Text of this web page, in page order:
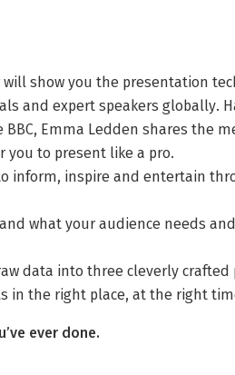
show you the presentation
and expert speakers globally.
Emma Ledden shares the
you to present like a pro.
inform, inspire and entertain
what your audience needs
data into three cleverly crafted
in the right place, at the right
ever done.